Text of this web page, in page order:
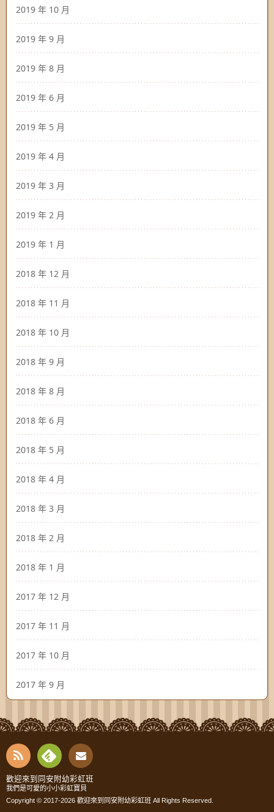
2019 年 10 月
2019 年 9 月
2019 年 8 月
2019 年 6 月
2019 年 5 月
2019 年 4 月
2019 年 3 月
2019 年 2 月
2019 年 1 月
2018 年 12 月
2018 年 11 月
2018 年 10 月
2018 年 9 月
2018 年 8 月
2018 年 6 月
2018 年 5 月
2018 年 4 月
2018 年 3 月
2018 年 2 月
2018 年 1 月
2017 年 12 月
2017 年 11 月
2017 年 10 月
2017 年 9 月
RSS
Fee
dly
Cont
act
歡迎來到同安附幼彩虹班
我們是可愛的小小彩虹寶貝
Copyright © 2017-2026 歡迎來到同安附幼彩虹班 All Rights Reserved.